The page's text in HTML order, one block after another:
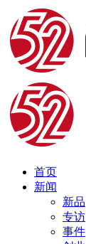
首页
新闻
新品
专访
事件